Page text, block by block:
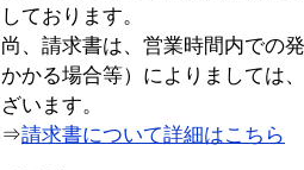
しております。
尚、請求書は、営業時間内での
かかる場合等）によりましては
ざいます。
⇒請求書について詳細はこちら